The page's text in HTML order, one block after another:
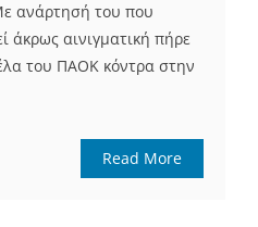
ανάρτησή του που
άκρως αινιγματική πήρε
του ΠΑΟΚ κόντρα στην
Read More